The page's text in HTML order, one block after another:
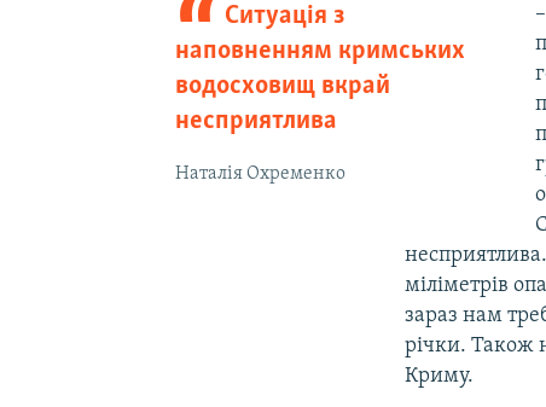
Ситуація з
наповненням кримських
водосховищ вкрай
несприятлива
Наталія Охременко
міліметрів
зараз нам
річки. Також
Криму.